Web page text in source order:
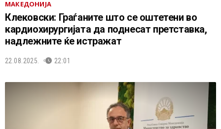
МАКЕДОНИЈА
Клековски: Граѓаните што се оштетени во
кардиохирургијата да поднесат претставка,
надлежните ќе истражат
22.08.2025. 22:01